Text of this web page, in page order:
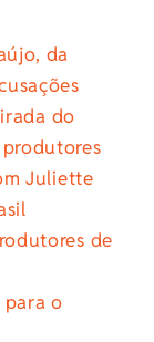
da
do
Juliette
de
para o